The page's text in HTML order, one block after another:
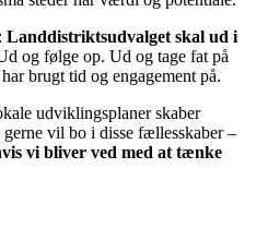
Landdistriktsudvalget skal ud i
og følge op. Ud og tage fat på
brugt tid og engagement på.
udviklingsplaner skaber
vil bo i disse fællesskaber –
vi bliver ved med at tænke